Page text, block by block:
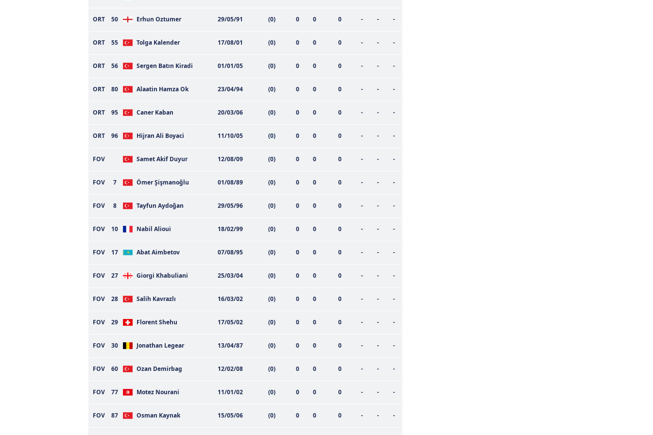
ORT 50 Erhun Oztumer 29/05/91 (0) 0 0 0 - - -
ORT 55 Tolga Kalender 17/08/01 (0) 0 0 0 - - -
ORT 56 Sergen Batın Kiradi 01/01/05 (0) 0 0 0 - - -
ORT 80 Alaatin Hamza Ok 23/04/94 (0) 0 0 0 - - -
ORT 95 Caner Kaban 20/03/06 (0) 0 0 0 - - -
ORT 96 Hijran Ali Boyaci 11/10/05 (0) 0 0 0 - - -
FOV Samet Akif Duyur 12/08/09 (0) 0 0 0 - - -
FOV 7 Ömer Şişmanoğlu 01/08/89 (0) 0 0 0 - - -
FOV 8 Tayfun Aydoğan 29/05/96 (0) 0 0 0 - - -
FOV 10 Nabil Alioui 18/02/99 (0) 0 0 0 - - -
FOV 17 Abat Aimbetov 07/08/95 (0) 0 0 0 - - -
FOV 27 Giorgi Khabuliani 25/03/04 (0) 0 0 0 - - -
FOV 28 Salih Kavrazlı 16/03/02 (0) 0 0 0 - - -
FOV 29 Florent Shehu 17/05/02 (0) 0 0 0 - - -
FOV 30 Jonathan Legear 13/04/87 (0) 0 0 0 - - -
FOV 60 Ozan Demirbag 12/02/08 (0) 0 0 0 - - -
FOV 77 Motez Nourani 11/01/02 (0) 0 0 0 - - -
FOV 87 Osman Kaynak 15/05/06 (0) 0 0 0 - - -